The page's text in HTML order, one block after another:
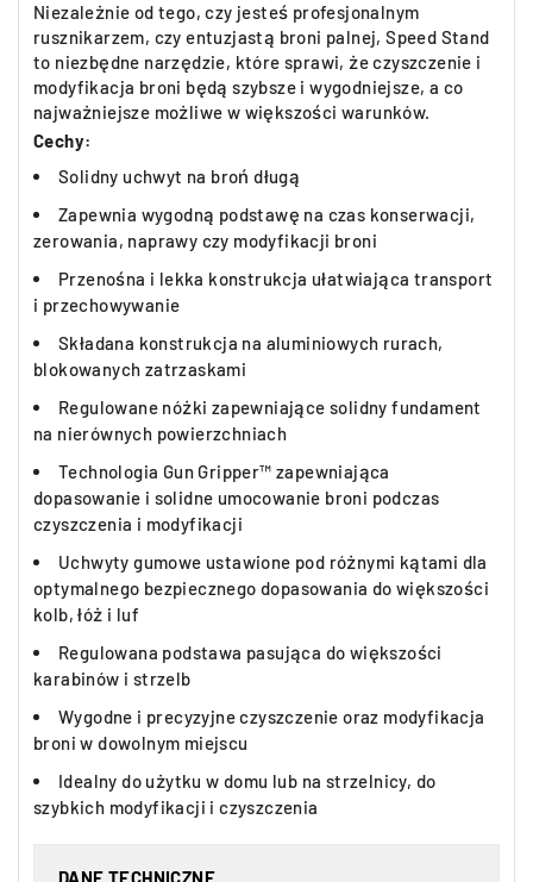
Niezależnie od tego, czy jesteś profesjonalnym
rusznikarzem, czy entuzjastą broni palnej, Speed Stand
to niezbędne narzędzie, które sprawi, że czyszczenie i
modyfikacja broni będą szybsze i wygodniejsze, a co
najważniejsze możliwe w większości warunków.
Cechy:
Solidny uchwyt na broń długą
Zapewnia wygodną podstawę na czas konserwacji,
zerowania, naprawy czy modyfikacji broni
Przenośna i lekka konstrukcja ułatwiająca transport
i przechowywanie
Składana konstrukcja na aluminiowych rurach,
blokowanych zatrzaskami
Regulowane nóżki zapewniające solidny fundament
na nierównych powierzchniach
Technologia Gun Gripper™ zapewniająca
dopasowanie i solidne umocowanie broni podczas
czyszczenia i modyfikacji
Uchwyty gumowe ustawione pod różnymi kątami dla
optymalnego bezpiecznego dopasowania do większości
kolb, łóż i luf
Regulowana podstawa pasująca do większości
karabinów i strzelb
Wygodne i precyzyjne czyszczenie oraz modyfikacja
broni w dowolnym miejscu
Idealny do użytku w domu lub na strzelnicy, do
szybkich modyfikacji i czyszczenia
DANE TECHNICZNE